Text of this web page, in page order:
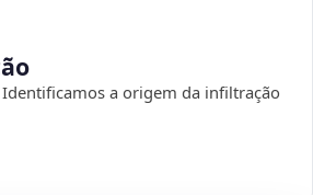
Identificamos a origem da infiltração